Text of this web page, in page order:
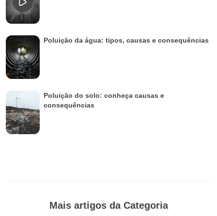
Poluição da água: tipos, causas e consequências
Poluição do solo: conheça causas e
consequências
Mais artigos da Categoria